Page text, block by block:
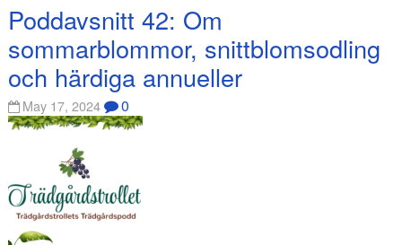
Poddavsnitt 42: Om
sommarblommor, snittblomsodling
och härdiga annueller
May 17, 2024 0